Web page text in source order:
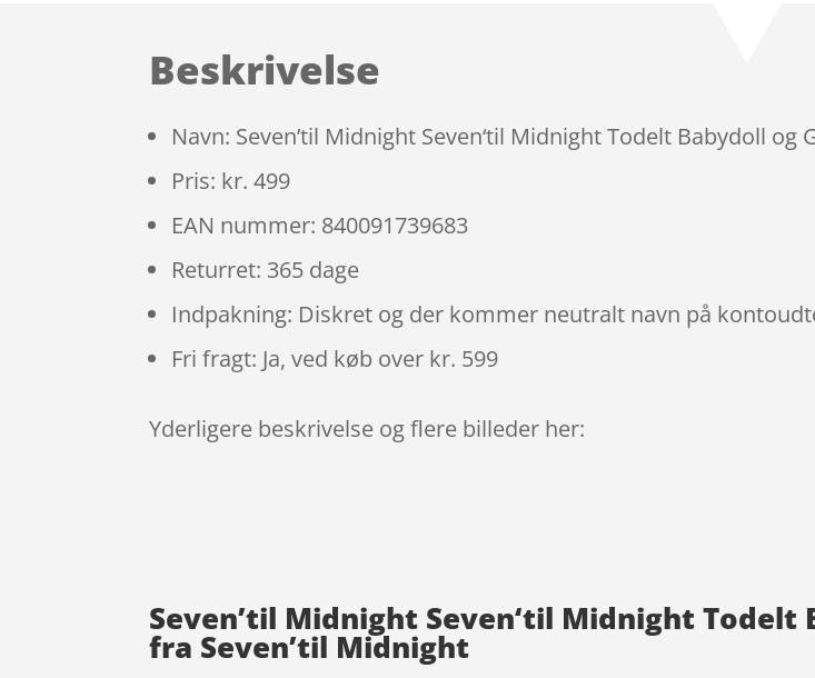
Beskrivelse
Navn: Seven’til Midnight Seven‘til Midnight Todelt Babydoll og
Pris: kr. 499
EAN nummer: 840091739683
Returret: 365 dage
Indpakning: Diskret og der kommer neutralt navn på
Fri fragt: Ja, ved køb over kr. 599
Yderligere beskrivelse og flere billeder her:
Seven’til Midnight Seven‘til Midnight Todelt
fra Seven’til Midnight